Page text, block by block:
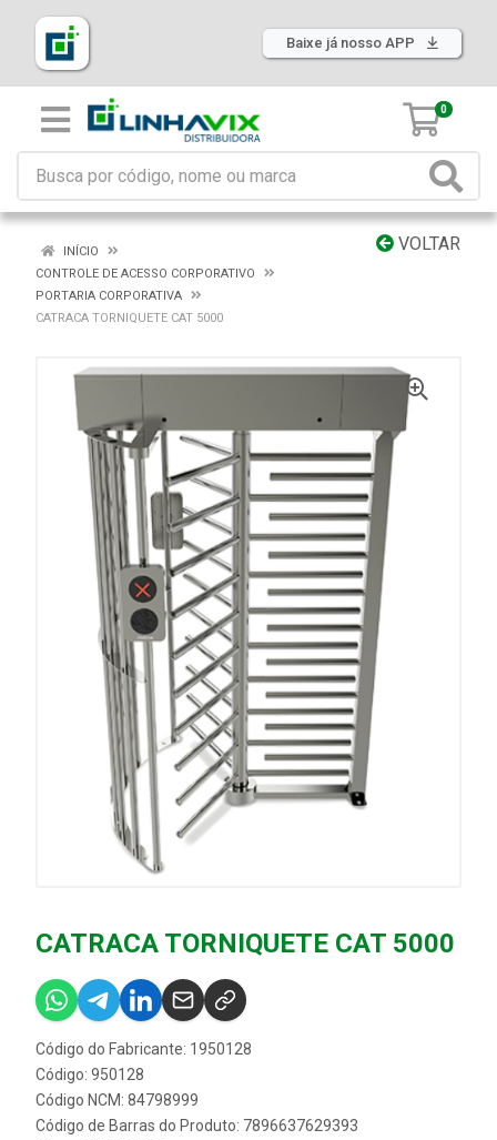
Baixe já nosso APP
0
VOLTAR
INÍCIO
CONTROLE DE ACESSO CORPORATIVO
PORTARIA CORPORATIVA
CATRACA TORNIQUETE CAT 5000
CATRACA TORNIQUETE CAT 5000
Código do Fabricante: 1950128
Código: 950128
Código NCM: 84798999
Código de Barras do Produto: 7896637629393